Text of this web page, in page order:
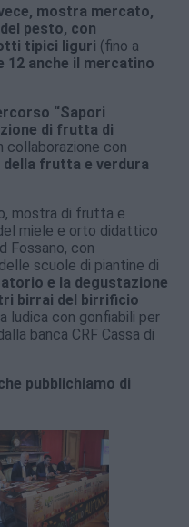
mostra mercato,
pesto, con
tipici liguri (fino a
12 anche il mercatino
“Sapori
di frutta di
collaborazione con
della frutta e verdura
mostra di frutta e
miele e orto didattico
Fossano, con
scuole di piantine di
e la degustazione
birrai del birrificio
ludica con gonfiabili per
banca CRF Cassa di
pubblichiamo di